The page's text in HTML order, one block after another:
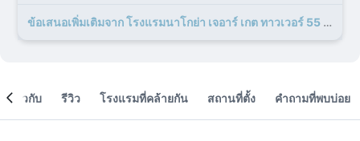
ข้อเสนอเพิ่มเติมจาก โรงแรมนาโกย่า เจอาร์ เกต ทาวเวอร์ 55 รายการ
เกี่ยวกับ รีวิว โรงแรมที่คล้ายกัน สถานที่ตั้ง คำถามที่พบบ่อย